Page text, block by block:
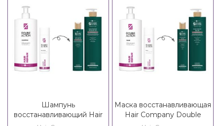
Шампунь
восстанавливающий Hair
Маска восстанавливающая
Hair Company Double